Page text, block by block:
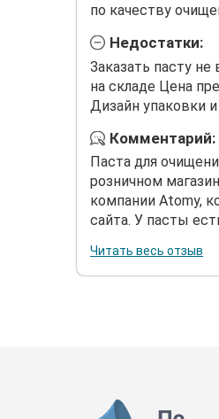
по качеству
Недостатки:
Заказать пасту не
на складе Цена
Дизайн упаковки
Комментарий:
Паста для
розничном
компании Atomy,
сайта. У пасты
Читать весь отзыв